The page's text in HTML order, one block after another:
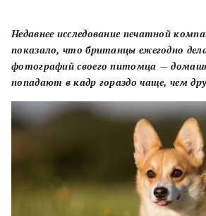
Недавнее исследование печатной
показало, что британцы ежегодно
фотографий своего питомца —
попадают в кадр гораздо чаще, чем